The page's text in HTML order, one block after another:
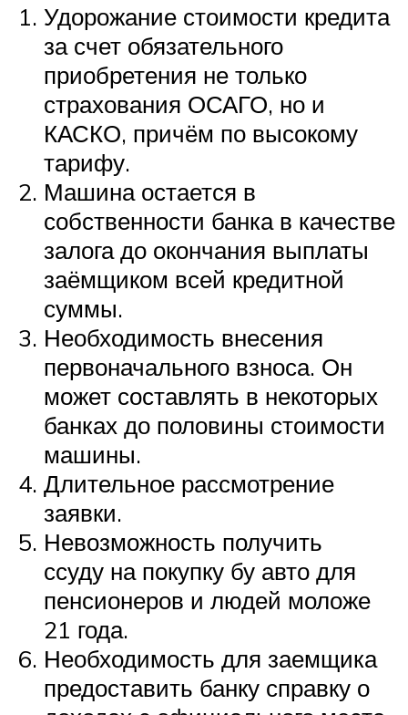
Удорожание стоимости кредита
за счет обязательного
приобретения не только
страхования ОСАГО, но и
КАСКО, причём по высокому
тарифу.
Машина остается в
собственности банка в качестве
залога до окончания выплаты
заёмщиком всей кредитной
суммы.
Необходимость внесения
первоначального взноса. Он
может составлять в некоторых
банках до половины стоимости
машины.
Длительное рассмотрение
заявки.
Невозможность получить
ссуду на покупку бу авто для
пенсионеров и людей моложе
21 года.
Необходимость для заемщика
предоставить банку справку о